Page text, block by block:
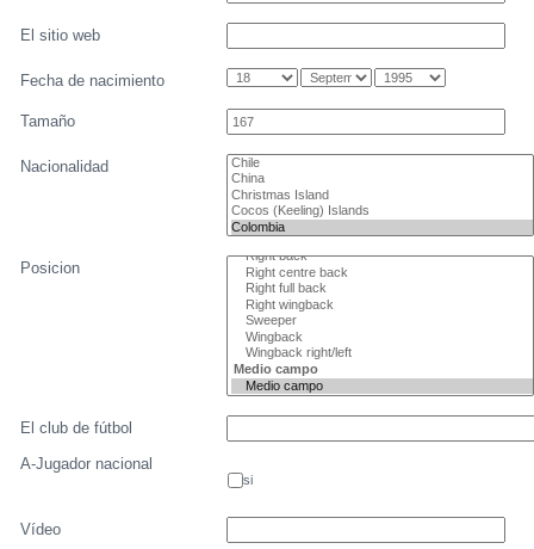
El sitio web
Fecha de nacimiento
Tamaño
Nacionalidad
Posicion
El club de fútbol
A-Jugador nacional
si
Vídeo